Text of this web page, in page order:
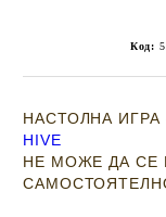
Код:
НАСТОЛНА
HIVE
НЕ МОЖЕ ДА СЕ